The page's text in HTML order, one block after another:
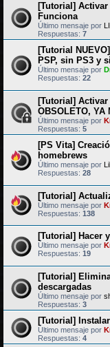
[Tutorial]
Funciona
Último mensaje por
Respuestas: 7
[Tutorial
PSP, sin PS3 y
Último mensaje por
Respuestas: 22
[Tutorial]
OBSOLETO, YA
Último mensaje por
Respuestas: 5
[PS Vita]
homebrews
Último mensaje por
Respuestas: 28
[Tutorial]
Último mensaje por
Respuestas: 138
[Tutorial] Hacer
Último mensaje por
Respuestas: 19
[Tutorial]
descargadas
Último mensaje por
Respuestas: 3
[Tutorial]
Último mensaje por
Respuestas: 4